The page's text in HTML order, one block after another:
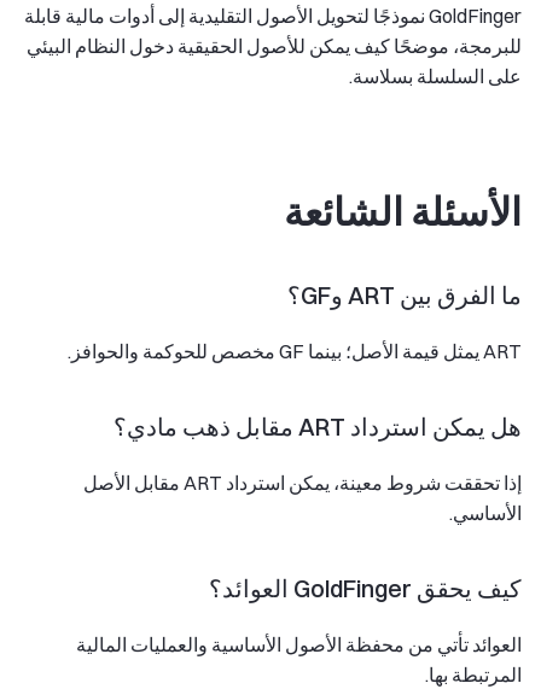
GoldFinger نموذجًا لتحويل الأصول التقليدية إلى أدوات مالية قابلة
للبرمجة، موضحًا كيف يمكن للأصول الحقيقية دخول النظام البيئي
على السلسلة بسلاسة.
الأسئلة الشائعة
ما الفرق بين ART وGF؟
ART يمثل قيمة الأصل؛ بينما GF مخصص للحوكمة والحوافز.
هل يمكن استرداد ART مقابل ذهب مادي؟
إذا تحققت شروط معينة، يمكن استرداد ART مقابل الأصل
الأساسي.
كيف يحقق GoldFinger العوائد؟
العوائد تأتي من محفظة الأصول الأساسية والعمليات المالية
المرتبطة بها.